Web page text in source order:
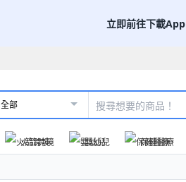
立即前往下載App
全部
火箭跨境 嬰幼兒 保健醫療